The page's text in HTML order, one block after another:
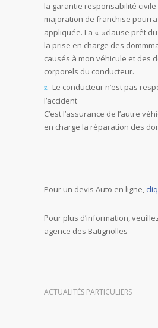
la garantie responsabilité
majoration de franchise
appliquée. La « »clause prêt
la prise en charge des
causés à mon véhicule et des
corporels du conducteur.
Le conducteur n’est pas
l’accident
C’est l’assurance de l’autre
en charge la réparation des
Pour un devis Auto en ligne,
Pour plus d’information,
agence des Batignolles
ACTUALITÉS PARTICULIERS